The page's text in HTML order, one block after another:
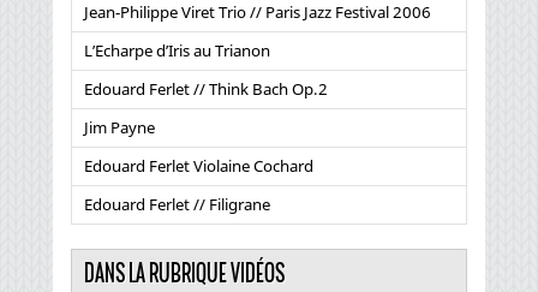
Jean-Philippe Viret Trio // Paris Jazz Festival 2006
L’Echarpe d’Iris au Trianon
Edouard Ferlet // Think Bach Op.2
Jim Payne
Edouard Ferlet Violaine Cochard
Edouard Ferlet // Filigrane
DANS LA RUBRIQUE VIDÉOS